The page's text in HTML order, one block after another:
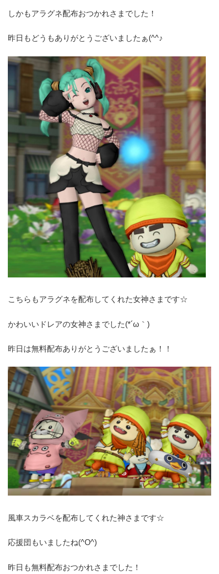
しかもアラグネ配布おつかれさまでした！
昨日もどうもありがとうございましたぁ(^^♪
こちらもアラグネを配布してくれた女神さまです☆
かわいいドレアの女神さまでした(*´ω｀)
昨日は無料配布ありがとうございましたぁ！！
風車スカラベを配布してくれた神さまです☆
応援団もいましたね(^O^)
昨日も無料配布おつかれさまでした！